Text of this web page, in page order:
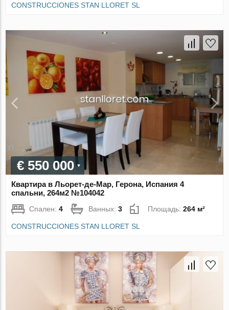
CONSTRUCCIONES STAN LLORET SL
€ 550 000
Квартира в Льорет-де-Мар, Герона, Испания 4
спальни, 264м2 №104042
Спален:4 Ванных:3 Площадь:264 м²
CONSTRUCCIONES STAN LLORET SL